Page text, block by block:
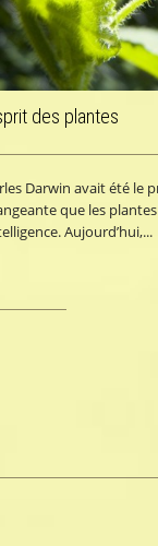
des plantes
Darwin avait été le
que les
Aujourd’hui,...